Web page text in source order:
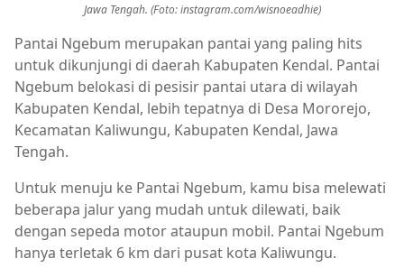
Jawa Tengah. (Foto: instagram.com/wisnoeadhie)
Pantai Ngebum merupakan pantai yang paling hits
untuk dikunjungi di daerah Kabupaten Kendal. Pantai
Ngebum belokasi di pesisir pantai utara di wilayah
Kabupaten Kendal, lebih tepatnya di Desa Mororejo,
Kecamatan Kaliwungu, Kabupaten Kendal, Jawa
Tengah.
Untuk menuju ke Pantai Ngebum, kamu bisa melewati
beberapa jalur yang mudah untuk dilewati, baik
dengan sepeda motor ataupun mobil. Pantai Ngebum
hanya terletak 6 km dari pusat kota Kaliwungu.